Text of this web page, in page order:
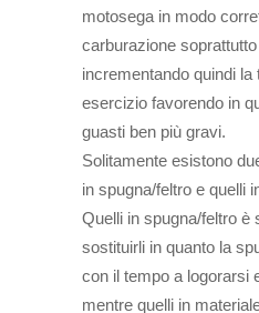
motosega in modo
carburazione
incrementando quindi la
esercizio favorendo in
guasti ben più gravi.
Solitamente esistono
in spugna/feltro e quelli
Quelli in spugna/feltro è
sostituirli in quanto la
con il tempo a logorarsi
mentre quelli in